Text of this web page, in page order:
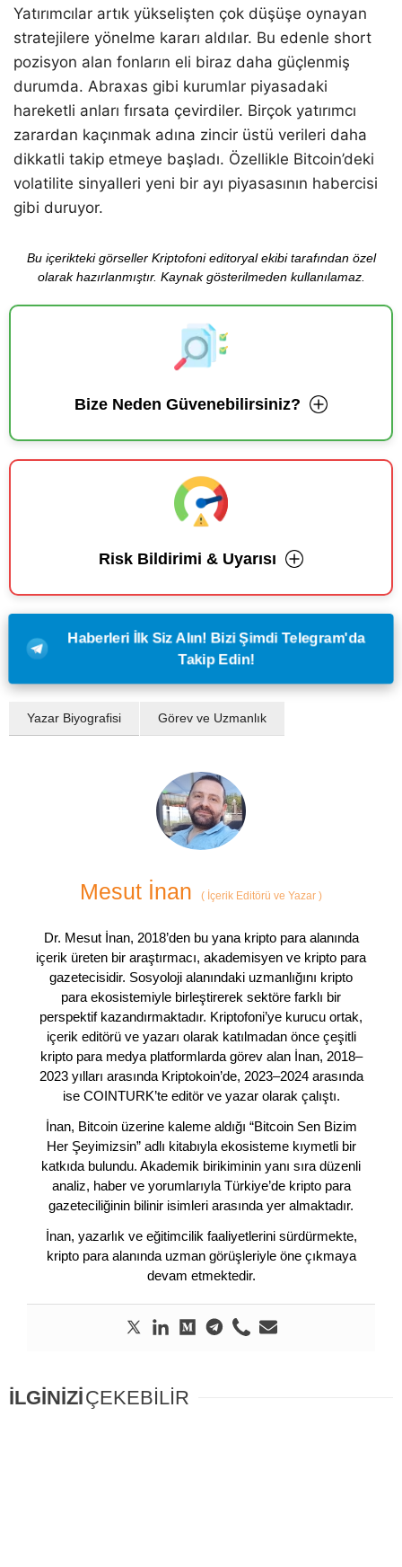
Yatırımcılar artık yükselişten çok düşüşe oynayan
stratejilere yönelme kararı aldılar. Bu edenle short
pozisyon alan fonların eli biraz daha güçlenmiş
durumda. Abraxas gibi kurumlar piyasadaki
hareketli anları fırsata çevirdiler. Birçok yatırımcı
zarardan kaçınmak adına zincir üstü verileri daha
dikkatli takip etmeye başladı. Özellikle Bitcoin’deki
volatilite sinyalleri yeni bir ayı piyasasının habercisi
gibi duruyor.
Bu içerikteki görseller Kriptofoni editoryal ekibi tarafından özel
olarak hazırlanmıştır. Kaynak gösterilmeden kullanılamaz.
Bize Neden Güvenebilirsiniz?
Risk Bildirimi & Uyarısı
Haberleri İlk Siz Alın! Bizi Şimdi Telegram'da
Takip Edin!
Yazar Biyografisi Görev ve Uzmanlık
Mesut İnan ( İçerik Editörü ve Yazar )
Dr. Mesut İnan, 2018’den bu yana kripto para alanında
içerik üreten bir araştırmacı, akademisyen ve kripto para
gazetecisidir. Sosyoloji alanındaki uzmanlığını kripto
para ekosistemiyle birleştirerek sektöre farklı bir
perspektif kazandırmaktadır. Kriptofoni’ye kurucu ortak,
içerik editörü ve yazarı olarak katılmadan önce çeşitli
kripto para medya platformlarda görev alan İnan, 2018–
2023 yılları arasında Kriptokoin’de, 2023–2024 arasında
ise COINTURK’te editör ve yazar olarak çalıştı.
İnan, Bitcoin üzerine kaleme aldığı “Bitcoin Sen Bizim
Her Şeyimizsin” adlı kitabıyla ekosisteme kıymetli bir
katkıda bulundu. Akademik birikiminin yanı sıra düzenli
analiz, haber ve yorumlarıyla Türkiye’de kripto para
gazeteciliğinin bilinir isimleri arasında yer almaktadır.
İnan, yazarlık ve eğitimcilik faaliyetlerini sürdürmekte,
kripto para alanında uzman görüşleriyle öne çıkmaya
devam etmektedir.
İLGİNİZİÇEKEBİLİR